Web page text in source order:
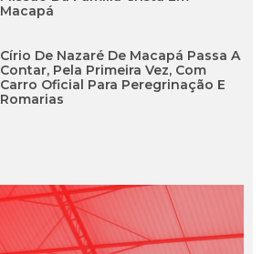
Macapá
Círio De Nazaré De Macapá Passa A
Contar, Pela Primeira Vez, Com
Carro Oficial Para Peregrinação E
Romarias